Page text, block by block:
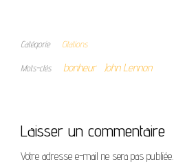
Catégorie Citations
Mots-clés bonheur John Lennon
Laisser un commentaire
Votre adresse e-mail ne sera pas publiée.